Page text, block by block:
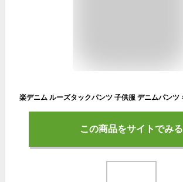
この商品をサイトでみる